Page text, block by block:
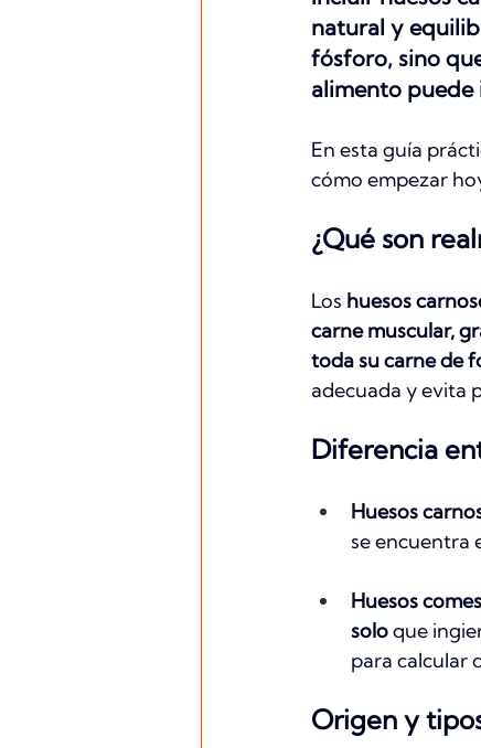
natural y
fósforo, sino
alimento puede
En esta guía
cómo empezar
¿Qué son
Los huesos
carne muscular,
toda su carne de
adecuada y evita
Diferencia
Huesos
se encuentra
Huesos
solo que
para calcular
Origen y